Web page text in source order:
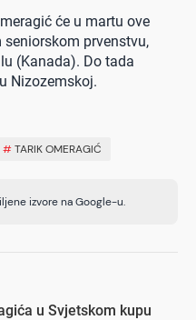
će u martu ove
prvenstvu,
(Kanada). Do tada
Nizozemskoj.
#TARIK OMERAGIĆ
izvore na Google-u.
u Svjetskom kupu